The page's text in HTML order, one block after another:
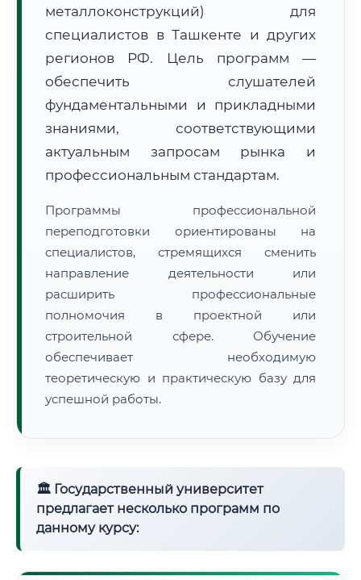
Расчет логистики оригиналов:
• Маршрут транзита:~1 832 км
• Экспресс-доставка СДЭК / Почтой:3–5 рабочих дней
📜 Документы и аккредитация
🔍Нажмите на документ для увеличения и просмотра
металлоконструкций) для
специалистов в Ташкенте и других
регионов РФ. Цель программ —
обеспечить слушателей
фундаментальными и прикладными
знаниями, соответствующими
актуальным запросам рынка и
профессиональным стандартам.
Программы профессиональной
переподготовки ориентированы на
специалистов, стремящихся сменить
направление деятельности или
расширить профессиональные
полномочия в проектной или
строительной сфере. Обучение
обеспечивает необходимую
теоретическую и практическую базу для
успешной работы.
🏛 Государственный университет
предлагает несколько программ по
данному курсу: